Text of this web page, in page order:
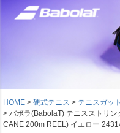
HOME 硬式テニス テニスガッ
バボラ(BabolaT) テニスストリ
CANE 200m REEL) イエロー